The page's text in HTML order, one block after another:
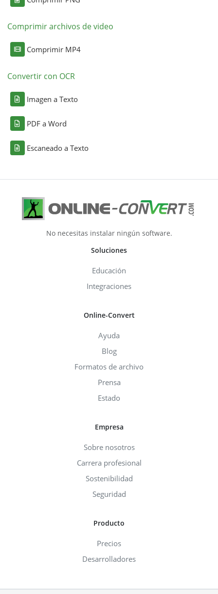
Comprimir archivos de video
Comprimir MP4
Convertir con OCR
Imagen a Texto
PDF a Word
Escaneado a Texto
No necesitas instalar ningún software.
Soluciones
Educación
Integraciones
Online-Convert
Ayuda
Blog
Formatos de archivo
Prensa
Estado
Empresa
Sobre nosotros
Carrera profesional
Sostenibilidad
Seguridad
Producto
Precios
Desarrolladores